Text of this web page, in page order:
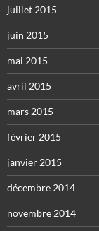
juillet 2015
juin 2015
mai 2015
avril 2015
mars 2015
février 2015
janvier 2015
décembre 2014
novembre 2014